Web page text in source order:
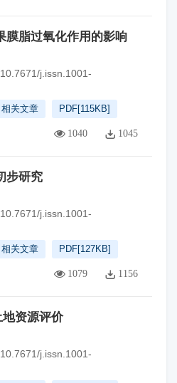
膜脂过氧化作用的影响
10.7671/j.issn.1001-
相关文章 PDF[115KB]
1040 1045
步研究
10.7671/j.issn.1001-
相关文章 PDF[127KB]
1079 1156
资源评价
10.7671/j.issn.1001-